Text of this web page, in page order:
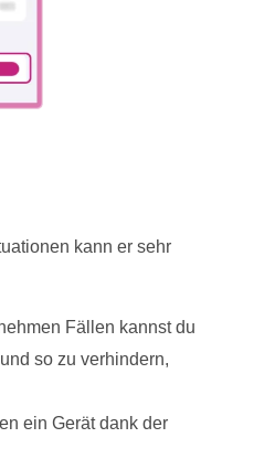
kann er sehr
Fällen kannst du
so zu verhindern,
ein Gerät dank der